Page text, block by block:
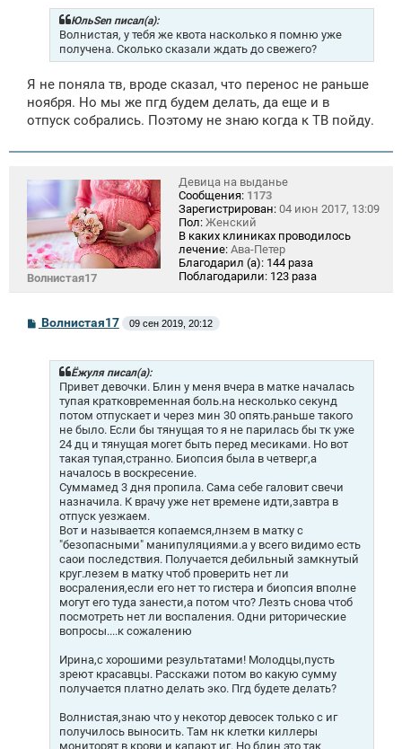
ЮльSen писал(а):
Волнистая, у тебя же квота насколько я помню уже
получена. Сколько сказали ждать до свежего?
Я не поняла тв, вроде сказал, что перенос не раньше
ноября. Но мы же пгд будем делать, да еще и в
отпуск собрались. Поэтому не знаю когда к ТВ пойду.
Волнистая17
Девица на выданье
Сообщения: 1173
Зарегистрирован: 04 июн 2017, 13:09
Пол: Женский
В каких клиниках проводилось
лечение: Ава-Петер
Благодарил (а): 144 раза
Поблагодарили: 123 раза
СВолнистая17 09 сен 2019, 20:12
Ёжуля писал(а):
Привет девочки. Блин у меня вчера в матке началась
тупая кратковременная боль.на несколько секунд
потом отпускает и через мин 30 опять.раньше такого
не было. Если бы тянущая то я не парилась бы тк уже
24 дц и тянущая могет быть перед месиками. Но вот
такая тупая,странно. Биопсия была в четверг,а
началось в воскресение.
Суммамед 3 дня пропила. Сама себе галовит свечи
назначила. К врачу уже нет времене идти,завтра в
отпуск уезжаем.
Вот и называется копаемся,лнзем в матку с
"безопасными" манипуляциями.а у всего видимо есть
саои последствия. Получается дебильный замкнутый
круг.лезем в матку чтоб проверить нет ли
восраления,если его нет то гистера и биопсия вполне
могут его туда занести,а потом что? Лезть снова чтоб
посмотреть нет ли воспаления. Одни риторические
вопросы....к сожалению
Ирина,с хорошими результатами! Молодцы,пусть
зреют красавцы. Расскажи потом во какую сумму
получается платно делать эко. Пгд будете делать?
Волнистая,знаю что у некотор девосек только с иг
получилось выносить. Там нк клетки киллеры
мониторят в крови и капают иг. Но блин это так